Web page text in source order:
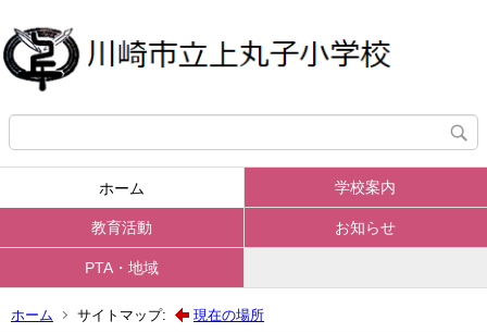
ホーム 学校案内
教育活動 お知らせ
PTA・地域
ホーム サイトマップ: 現在の場所